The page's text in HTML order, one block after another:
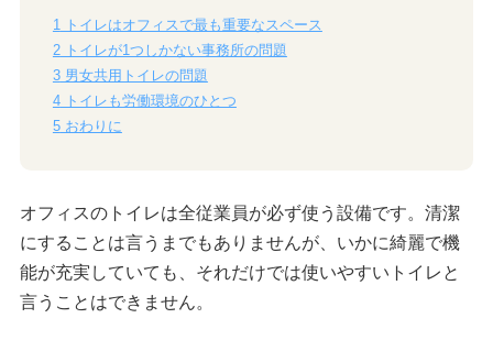
1トイレはオフィスで最も重要なスペース
2トイレが1つしかない事務所の問題
3男女共用トイレの問題
4トイレも労働環境のひとつ
5おわりに
オフィスのトイレは全従業員が必ず使う設備です。清潔
にすることは言うまでもありませんが、いかに綺麗で機
能が充実していても、それだけでは使いやすいトイレと
言うことはできません。